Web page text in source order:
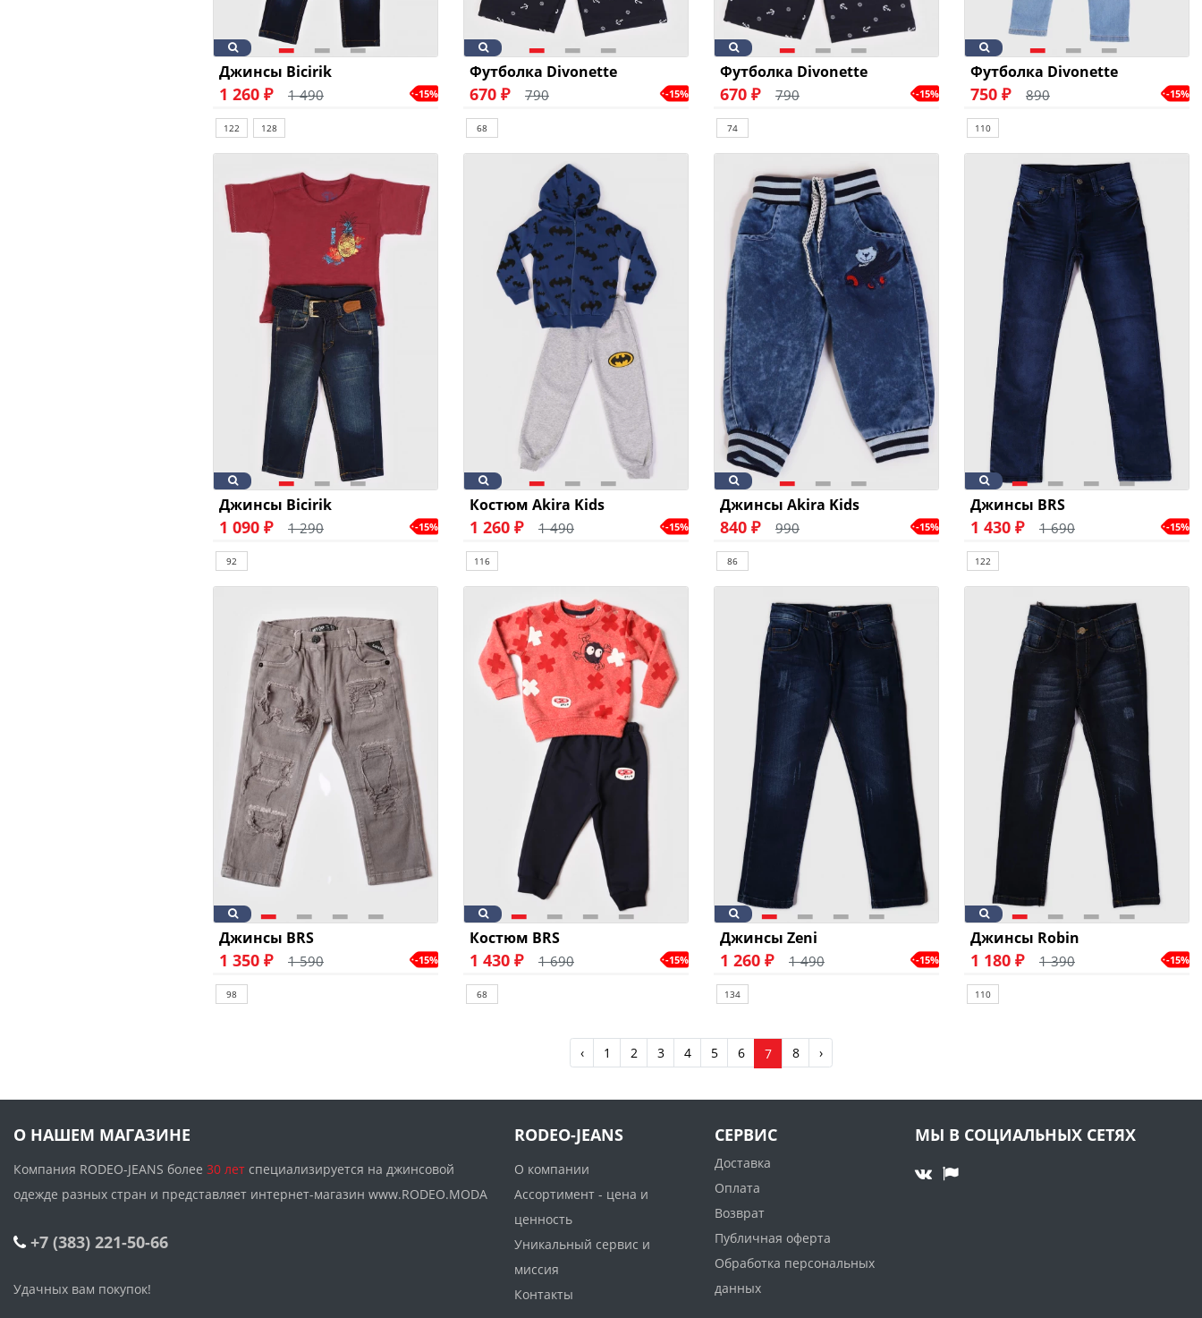
Джинсы Bicirik
1 260 ₽ 1 490 -15%
122 128
Футболка Divonette
670 ₽ 790 -15%
68
Футболка Divonette
670 ₽ 790 -15%
74
Футболка Divonette
750 ₽ 890 -15%
110
Джинсы Bicirik
1 090 ₽ 1 290 -15%
92
Костюм Akira Kids
1 260 ₽ 1 490 -15%
116
Джинсы Akira Kids
840 ₽ 990 -15%
86
Джинсы BRS
1 430 ₽ 1 690 -15%
122
Джинсы BRS
1 350 ₽ 1 590 -15%
98
Костюм BRS
1 430 ₽ 1 690 -15%
68
Джинсы Zeni
1 260 ₽ 1 490 -15%
134
Джинсы Robin
1 180 ₽ 1 390 -15%
110
‹ 1 2 3 4 5 6 7 8 ›
О НАШЕМ МАГАЗИНЕ
Компания RODEO-JEANS более 30 лет специализируется на джинсовой
одежде разных стран и представляет интернет-магазин www.RODEO.MODA
+7 (383) 221-50-66
Удачных вам покупок!
RODEO-JEANS
О компании
Ассортимент - цена и
ценность
Уникальный сервис и
миссия
Контакты
СЕРВИС
Доставка
Оплата
Возврат
Публичная оферта
Обработка персональных
данных
МЫ В СОЦИАЛЬНЫХ СЕТЯХ